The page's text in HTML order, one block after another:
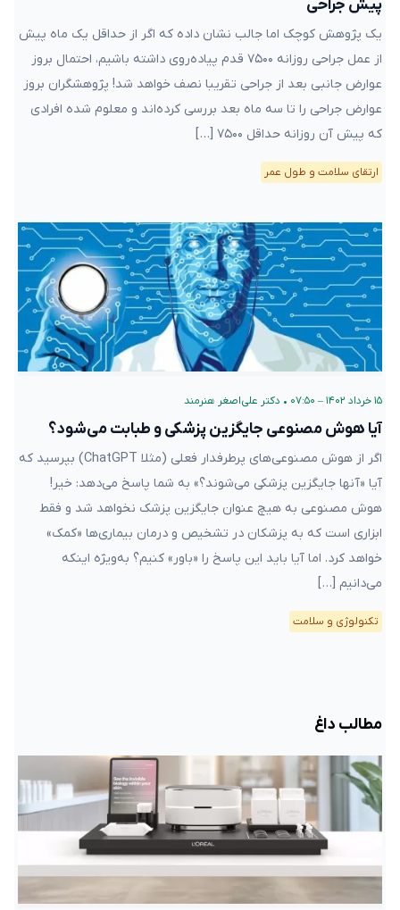
پیش جراحی
یک پژوهش کوچک اما جالب نشان داده که اگر از حداقل یک ماه پیش
از عمل جراحی روزانه ۷۵۰۰ قدم پیاده‌روی داشته باشیم، احتمال بروز
عوارض جانبی بعد از جراحی تقریبا نصف خواهد شد! پژوهشگران بروز
عوارض جراحی را تا سه ماه بعد بررسی کرده‌اند و معلوم شده افرادی
که پیش آن روزانه حداقل ۷۵۰۰ […]
ارتقای سلامت و طول عمر
۱۵ خرداد ۱۴۰۲ – ۰۷:۵۰ • دکتر علی‌اصغر هنرمند
آیا هوش مصنوعی جایگزین پزشکی و طبابت می‌شود؟
اگر از هوش مصنوعی‌های پرطرفدار فعلی (مثلا ChatGPT) بپرسید که
آیا «آنها جایگزین پزشکی می‌شوند؟» به شما پاسخ می‌دهد: خیر!
هوش مصنوعی به هیچ عنوان جایگزین پزشک نخواهد شد و فقط
ابزاری است که به پزشکان در تشخیص و درمان بیماری‌ها «کمک»
خواهد کرد. اما آیا باید این پاسخ را «باور» کنیم؟ به‌ویژه اینکه
می‌دانیم […]
تکنولوژی و سلامت
مطالب داغ